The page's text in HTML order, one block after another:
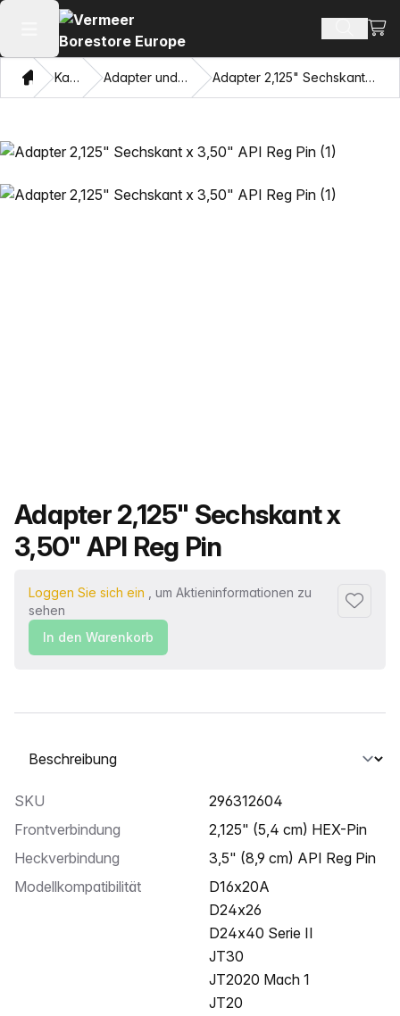
Hauptmenü öffnen
HeimKatalog Adapter und Ziehaugen Adapter 2,125" Sechskant x 3,50" API Reg Pin
Produktname
Adapter 2,125" Sechskant x
3,50" API Reg Pin
Loggen Sie sich ein , um Aktieninformationen zu
sehen
Zu
In den Warenkorb
Wählen Sie eine Registerkarte aus
SKU
296312604
Frontverbindung
2,125" (5,4 cm) HEX-Pin
Heckverbindung
3,5" (8,9 cm) API Reg Pin
Modellkompatibilität
D16x20A
D24x26
D24x40 Serie II
JT30
JT2020 Mach 1
JT20